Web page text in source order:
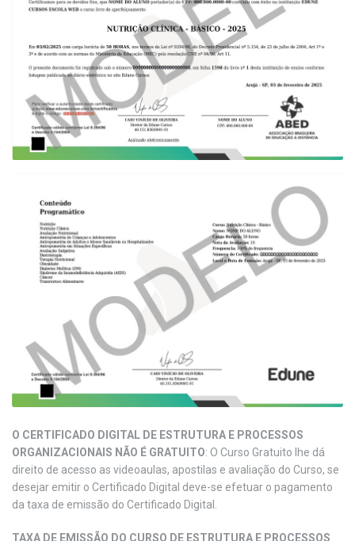
O CERTIFICADO DIGITAL DE ESTRUTURA E PROCESSOS
ORGANIZACIONAIS NÃO É GRATUITO: O Curso Gratuito lhe dá
direito de acesso as videoaulas, apostilas e avaliação do Curso, se
desejar emitir o Certificado Digital deve-se efetuar o pagamento
da taxa de emissão do Certificado Digital.
TAXA DE EMISSÃO DO CURSO DE ESTRUTURA E PROCESSOS